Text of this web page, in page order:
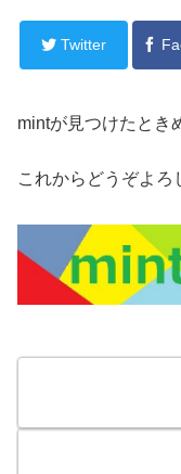
Twitter
mintが見つけたとき
これからどうぞよろ